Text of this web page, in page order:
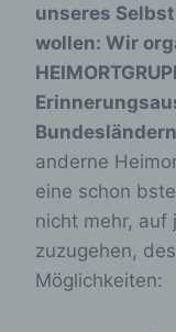
unseres
wollen: Wir
anderne
eine schon
nicht mehr, auf
zuzugehen,
Möglichkeiten: